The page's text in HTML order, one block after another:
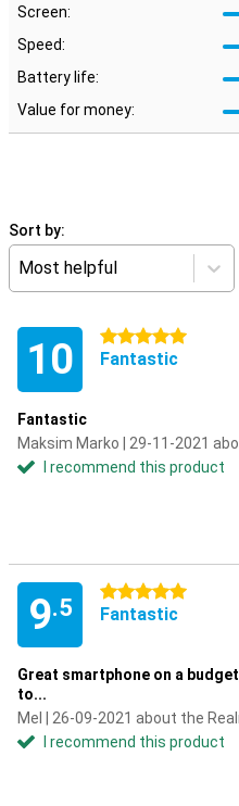
Screen:
Speed:
Battery life:
Value for money:
Sort by:
Most helpful
10 5 stars
Fantastic
Fantastic
Maksim Marko | 29-11-2021
I recommend this product
9.5
5 stars
Fantastic
Great smartphone on a
to...
Mel | 26-09-2021 about the
I recommend this product